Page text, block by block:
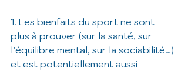
1. Les bienfaits du sport ne sont
plus à prouver (sur la santé, sur
l’équilibre mental, sur la sociabilité…)
et est potentiellement aussi